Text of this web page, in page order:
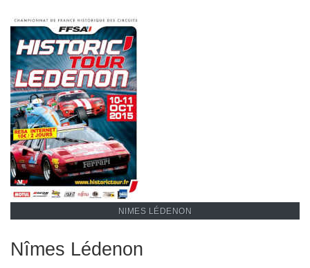
NIMES LÉDENON
Nîmes Lédenon